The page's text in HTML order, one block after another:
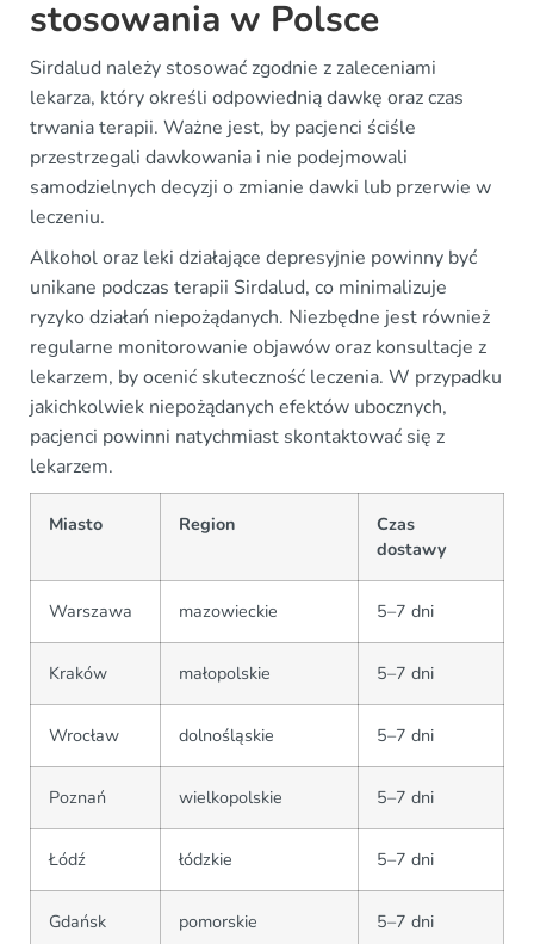
stosowania w Polsce
Sirdalud należy stosować zgodnie z zaleceniami
lekarza, który określi odpowiednią dawkę oraz czas
trwania terapii. Ważne jest, by pacjenci ściśle
przestrzegali dawkowania i nie podejmowali
samodzielnych decyzji o zmianie dawki lub przerwie w
leczeniu.
Alkohol oraz leki działające depresyjnie powinny być
unikane podczas terapii Sirdalud, co minimalizuje
ryzyko działań niepożądanych. Niezbędne jest również
regularne monitorowanie objawów oraz konsultacje z
lekarzem, by ocenić skuteczność leczenia. W przypadku
jakichkolwiek niepożądanych efektów ubocznych,
pacjenci powinni natychmiast skontaktować się z
lekarzem.
Miasto Region
Czas
dostawy
Warszawa mazowieckie 5–7 dni
Kraków małopolskie 5–7 dni
Wrocław dolnośląskie 5–7 dni
Poznań wielkopolskie 5–7 dni
Łódź łódzkie 5–7 dni
Gdańsk pomorskie 5–7 dni